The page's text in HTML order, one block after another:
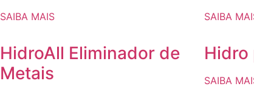
SAIBA MAIS SAIBA
HidroAll Eliminador de
Metais
Hidro
SAIBA